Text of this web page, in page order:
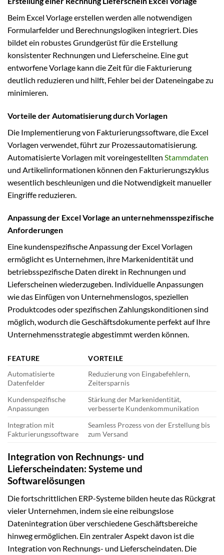
Beim Excel Vorlage erstellen werden alle notwendigen
Formularfelder und Berechnungslogiken integriert. Dies
bildet ein robustes Grundgerüst für die Erstellung
konsistenter Rechnungen und Lieferscheine. Eine gut
entworfene Vorlage kann die Zeit für die Fakturierung
deutlich reduzieren und hilft, Fehler bei der Dateneingabe zu
minimieren.
Vorteile der Automatisierung durch Vorlagen
Die Implementierung von Fakturierungssoftware, die Excel
Vorlagen verwendet, führt zur Prozessautomatisierung.
Automatisierte Vorlagen mit voreingestellten Stammdaten
und Artikelinformationen können den Fakturierungszyklus
wesentlich beschleunigen und die Notwendigkeit manueller
Eingriffe reduzieren.
Anpassung der Excel Vorlage an unternehmensspezifische
Anforderungen
Eine kundenspezifische Anpassung der Excel Vorlagen
ermöglicht es Unternehmen, ihre Markenidentität und
betriebsspezifische Daten direkt in Rechnungen und
Lieferscheinen wiederzugeben. Individuelle Anpassungen
wie das Einfügen von Unternehmenslogos, speziellen
Produktcodes oder spezifischen Zahlungskonditionen sind
möglich, wodurch die Geschäftsdokumente perfekt auf Ihre
Unternehmensstrategie abgestimmt werden können.
FEATURE
VORTEILE
Automatisierte
Datenfelder
Reduzierung von Eingabefehlern,
Zeitersparnis
Kundenspezifische
Anpassungen
Stärkung der Markenidentität,
verbesserte Kundenkommunikation
Integration mit
Fakturierungssoftware
Seamless Prozess von der Erstellung bis
zum Versand
Integration von Rechnungs- und
Lieferscheindaten: Systeme und
Softwarelösungen
Die fortschrittlichen ERP-Systeme bilden heute das Rückgrat
vieler Unternehmen, indem sie eine reibungslose
Datenintegration über verschiedene Geschäftsbereiche
hinweg ermöglichen. Ein zentraler Aspekt davon ist die
Integration von Rechnungs- und Lieferscheindaten. Die